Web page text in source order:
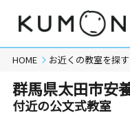
HOME お近くの教室を探す
群馬県太田市安
付近の公文式教室